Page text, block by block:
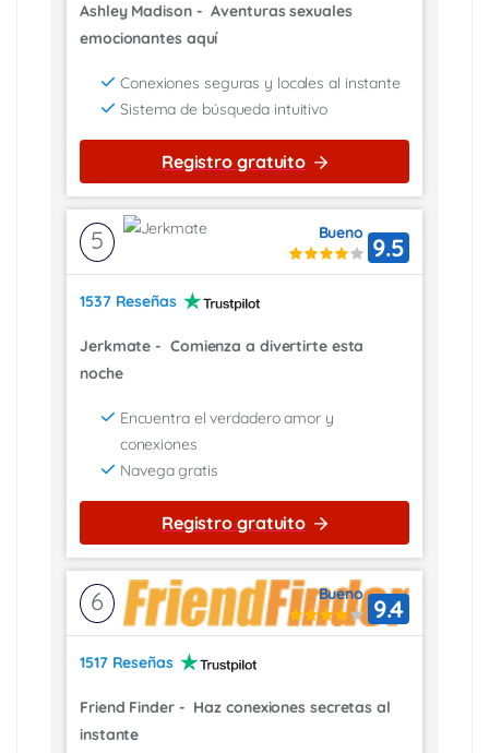
Ashley Madison - Aventuras sexuales
emocionantes aquí
Conexiones seguras y locales al instante
Sistema de búsqueda intuitivo
Registro gratuito
5
1537 Reseñas
Jerkmate- Comienza a divertirte esta
noche
Encuentra el verdadero amor y
conexiones
Navega gratis
Bueno 9.5
Registro gratuito
6
1517 Reseñas
Friend Finder - Haz conexiones secretas al
instante
Bueno 9.4